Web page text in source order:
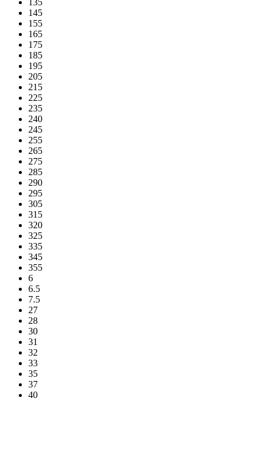
145
155
165
175
185
195
205
215
225
235
240
245
255
265
275
285
290
295
305
315
320
325
335
345
355
6
6.5
7.5
27
28
30
31
32
33
35
37
40